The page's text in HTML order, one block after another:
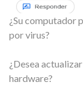
¿Su computador
por virus?
¿Desea
hardware?